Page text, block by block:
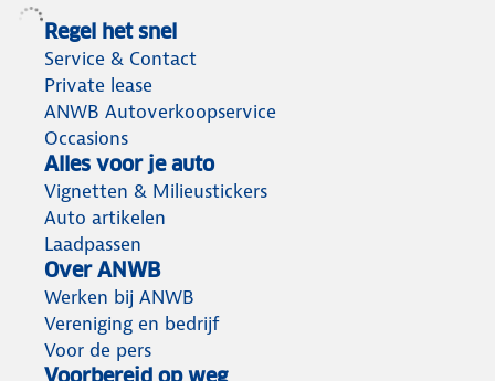
Regel het snel
Service & Contact
Private lease
ANWB Autoverkoopservice
Occasions
Alles voor je auto
Vignetten & Milieustickers
Auto artikelen
Laadpassen
Over ANWB
Werken bij ANWB
Vereniging en bedrijf
Voor de pers